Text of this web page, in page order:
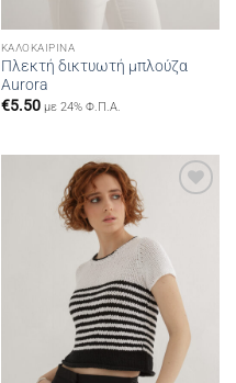
ΚΑΛΟΚΑΙΡΙΝΆ
Πλεκτή δικτυωτή μπλούζα
Aurora
€5.50 με 24% Φ.Π.Α.